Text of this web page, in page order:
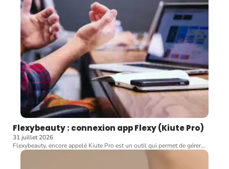
Flexybeauty : connexion app Flexy (Kiute Pro)
31 juillet 2026
Flexybeauty, encore appelé Kiute Pro est un outil qui permet de gérer…